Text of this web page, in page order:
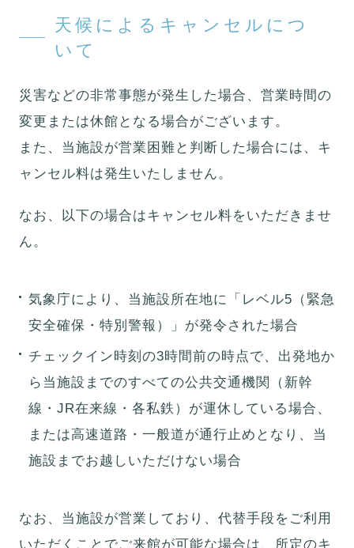
天候によるキャンセルにつ
いて
災害などの非常事態が発生した場合、営業時間の
変更または休館となる場合がございます。
また、当施設が営業困難と判断した場合には、キ
ャンセル料は発生いたしません。
なお、以下の場合はキャンセル料をいただきませ
ん。
気象庁により、当施設所在地に「レベル5（緊急
安全確保・特別警報）」が発令された場合
チェックイン時刻の3時間前の時点で、出発地か
ら当施設までのすべての公共交通機関（新幹
線・JR在来線・各私鉄）が運休している場合、
または高速道路・一般道が通行止めとなり、当
施設までお越しいただけない場合
なお、当施設が営業しており、代替手段をご利用
いただくことでご来館が可能な場合は、所定のキ